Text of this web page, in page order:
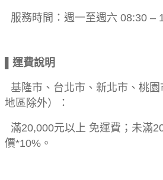
服務時間：週一至週六 08:30 –
▌運費說明
基隆市、台北市、新北市、桃
地區除外）：
滿20,000元以上 免運費；未滿
價*10%。